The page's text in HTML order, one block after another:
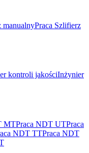
manualnyPraca Szlifierz
kontroli jakościInżynier
MTPraca NDT UTPraca
NDT TTPraca NDT